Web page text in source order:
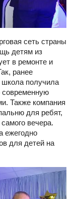
сеть страны
детям из
в ремонте и
ранее
школа получила
современную
Также компания
для ребят,
вечера.
ежегодно
для детей на